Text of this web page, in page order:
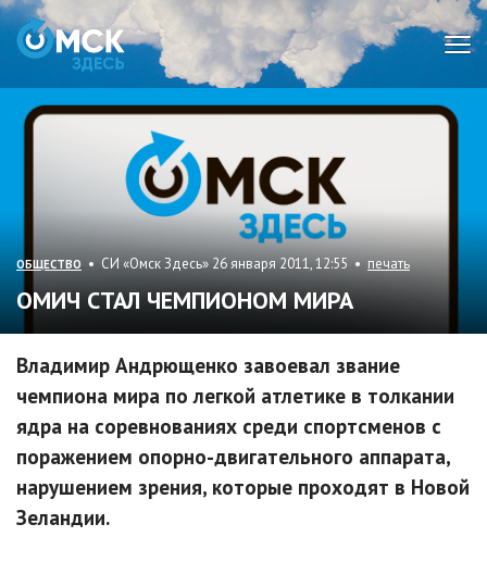
ОБЩЕСТВО • СИ «Омск Здесь» 26 января 2011, 12:55 • печать
ОМИЧ СТАЛ ЧЕМПИОНОМ МИРА
Владимир Андрющенко завоевал звание
чемпиона мира по легкой атлетике в толкании
ядра на соревнованиях среди спортсменов с
поражением опорно-двигательного аппарата,
нарушением зрения, которые проходят в Новой
Зеландии.